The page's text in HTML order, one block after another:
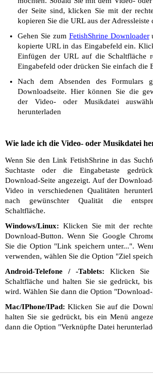
der Seite sind, klicken Sie mit der
kopieren Sie die URL aus der Adressleiste
Gehen Sie zum FetishShrine Downloader
kopierte URL in das Eingabefeld ein.
Einfügen der URL auf die Schaltfläche
Eingabefeld oder drücken Sie einfach die
Nach dem Absenden des Formulars
Downloadseite. Hier können Sie die
der Video- oder Musikdatei
herunterladen
Wie lade ich die Video- oder Musikdatei
Wenn Sie den Link FetishShrine in das
Suchtaste oder die Eingabetaste
Download-Seite angezeigt. Auf der
Video in verschiedenen Qualitäten
nach gewünschter Qualität die
Schaltfläche.
Windows/Linux: Klicken Sie mit der
Download-Button. Wenn Sie Google
Sie die Option "Link speichern unter...".
verwenden, wählen Sie die Option "Ziel
Android-Telefone / -Tablets: Klicken Sie
Schaltfläche und halten Sie sie gedrückt,
wird. Wählen Sie dann die Option
Mac/IPhone/IPad: Klicken Sie auf die
halten Sie sie gedrückt, bis ein Menü
dann die Option "Verknüpfte Datei